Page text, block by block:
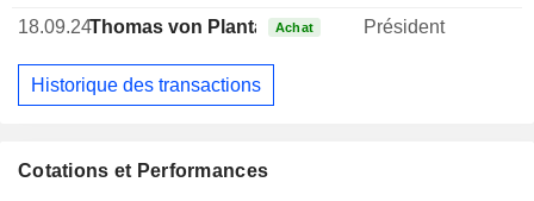
Cotations et Performances
18.09.24Thomas von Planta Achat Président
Historique des transactions